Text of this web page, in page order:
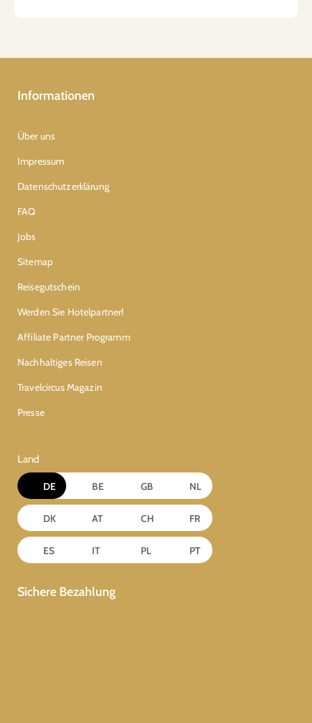
Informationen
Über uns
Impressum
Datenschutzerklärung
FAQ
Jobs
Sitemap
Reisegutschein
Werden Sie Hotelpartner!
Affiliate Partner Programm
Nachhaltiges Reisen
Travelcircus Magazin
Presse
Land
DE BE GB NL
DK AT CH FR
ES IT PL PT
Sichere Bezahlung